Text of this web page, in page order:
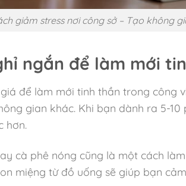
giảm stress nơi công sở – Tạo không
ngắn để làm mới
để làm mới tinh thần trong công
gian khác. Khi bạn dành ra 5-
hơn.
cà phê nóng cũng là một cách
miệng từ đồ uống sẽ giúp bạn